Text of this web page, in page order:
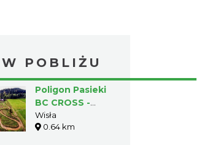
W POBLIŻU
Poligon Pasieki
BC CROSS -
quady i tor
offroadowy
Wisła
0.64 km